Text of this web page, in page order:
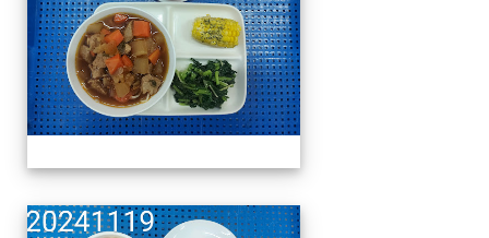
午餐擺盤 (上課日更新-